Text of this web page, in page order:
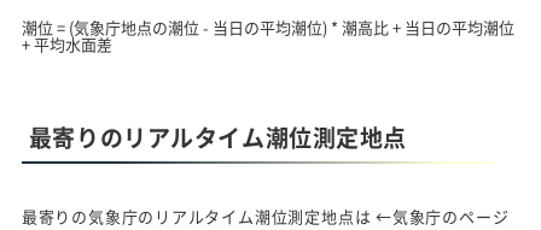
潮位 = (気象庁地点の潮位 - 当日の平均潮位) * 潮高比 + 当日の平均潮位
+ 平均水面差
最寄りのリアルタイム潮位測定地点
最寄りの気象庁のリアルタイム潮位測定地点は ←気象庁のページ